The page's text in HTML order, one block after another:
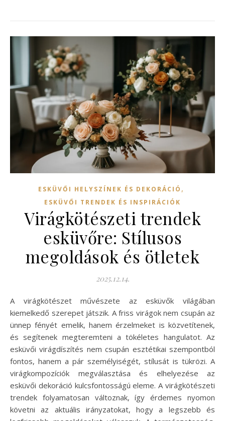
ESKÜVŐI HELYSZÍNEK ÉS DEKORÁCIÓ ,
ESKÜVŐI TRENDEK ÉS INSPIRÁCIÓK
Virágkötészeti trendek
esküvőre: Stílusos
megoldások és ötletek
2025.12.14.
A virágkötészet művészete az esküvők világában
kiemelkedő szerepet játszik. A friss virágok nem csupán az
ünnep fényét emelik, hanem érzelmeket is közvetítenek,
és segítenek megteremteni a tökéletes hangulatot. Az
esküvői virágdíszítés nem csupán esztétikai szempontból
fontos, hanem a pár személyiségét, stílusát is tükrözi. A
virágkompozíciók megválasztása és elhelyezése az
esküvői dekoráció kulcsfontosságú eleme. A virágkötészeti
trendek folyamatosan változnak, így érdemes nyomon
követni az aktuális irányzatokat, hogy a legszebb és